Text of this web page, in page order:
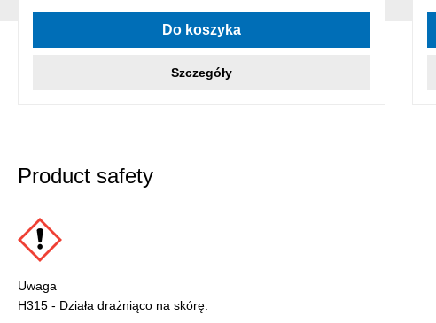
Do koszyka
Szczegóły
Product safety
Uwaga
H315 - Działa drażniąco na skórę.